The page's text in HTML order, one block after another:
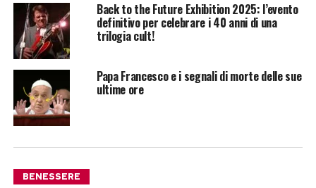
Back to the Future Exhibition 2025: l’evento
definitivo per celebrare i 40 anni di una
trilogia cult!
Papa Francesco e i segnali di morte delle sue
ultime ore
BENESSERE